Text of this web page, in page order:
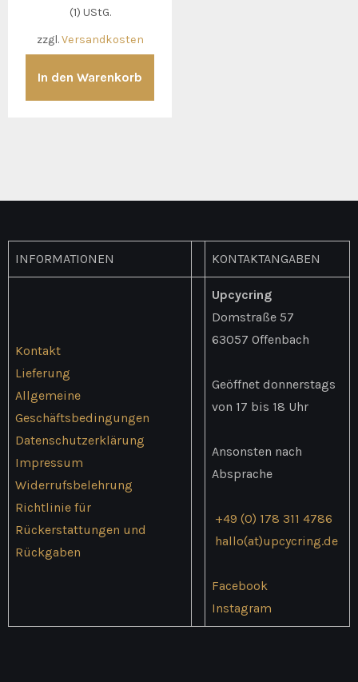
(1) UStG.
zzgl.Versandkosten
In den Warenkorb
INFORMATIONEN KONTAKTANGABEN
Kontakt
Lieferung
Allgemeine
Geschäftsbedingungen
Datenschutzerklärung
Impressum
Widerrufsbelehrung
Richtlinie für
Rückerstattungen und
Rückgaben
Upcycring
Domstraße 57
63057 Offenbach
Geöffnet donnerstags
von 17 bis 18 Uhr
Ansonsten nach
Absprache
+49 (0) 178 311 4786
hallo(at)upcycring.de
Facebook
Instagram